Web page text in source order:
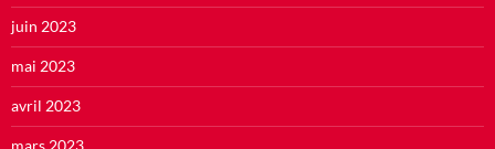
juin 2023
mai 2023
avril 2023